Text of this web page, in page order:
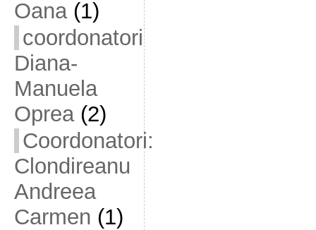
Oana(1)
coordonatori
Diana-
Manuela
Oprea(2)
Coordonatori:
Clondireanu
Andreea
Carmen (1)